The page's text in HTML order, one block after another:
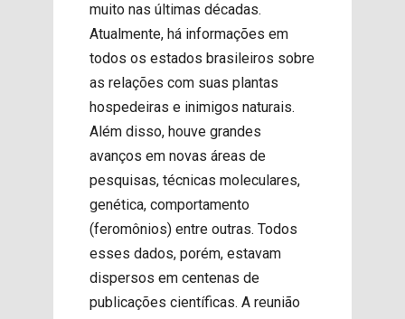
muito nas últimas décadas.
Atualmente, há informações em
todos os estados brasileiros sobre
as relações com suas plantas
hospedeiras e inimigos naturais.
Além disso, houve grandes
avanços em novas áreas de
pesquisas, técnicas moleculares,
genética, comportamento
(feromônios) entre outras. Todos
esses dados, porém, estavam
dispersos em centenas de
publicações científicas. A reunião